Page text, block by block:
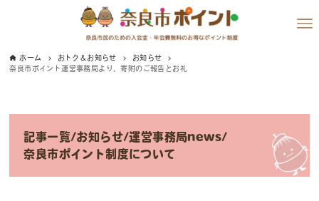
ホーム おトク＆お知らせ
お知らせ
奈良市ポイント運営事務局より、寄附のご報告とお礼
記事一覧/お知らせ/運営事務局news/
奈良市ポイント制度について